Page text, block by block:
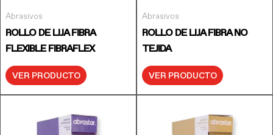
Abrasivos
ROLLO DE LIJA FIBRA
FLEXIBLE FIBRAFLEX
VER PRODUCTO
Abrasivos
ROLLO DE LIJA FIBRA NO
TEJIDA
VER PRODUCTO